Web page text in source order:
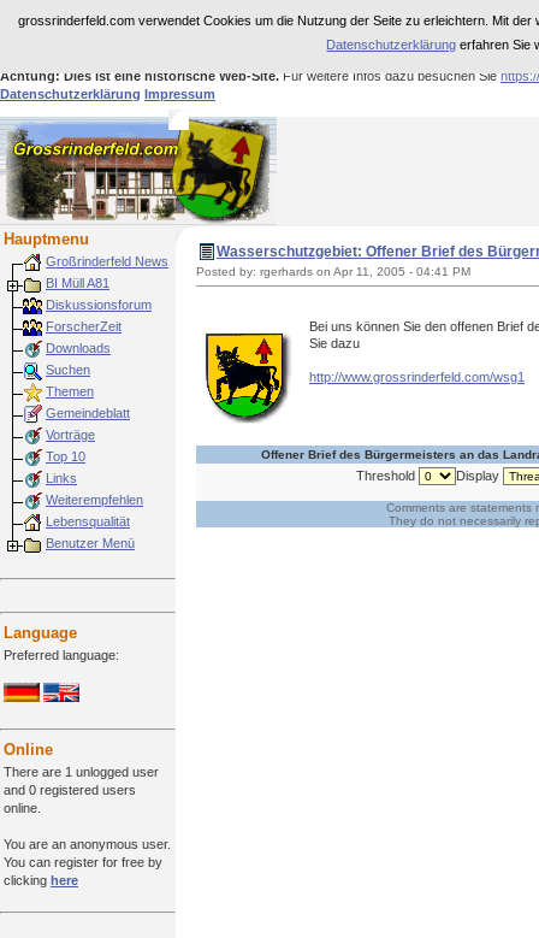
grossrinderfeld.com verwendet Cookies um die Nutzung der Seite zu erleichtern. Mit
Datenschutzerklärung erfahren Sie
Achtung: Dies ist eine historische Web-Site. Für weitere Infos dazu besuchen Sie
Datenschutzerklärung Impressum
Hauptmenu
Großrinderfeld News
BI Müll A81
Diskussionsforum
ForscherZeit
Downloads
Suchen
Themen
Gemeindeblatt
Vorträge
Top 10
Links
Weiterempfehlen
Lebensqualität
Benutzer Menü
Language
Preferred language:
Online
There are 1 unlogged user
and 0 registered users
online.
You are an anonymous user.
You can register for free by
clicking here
Wasserschutzgebiet: Offener Brief des
Posted by: rgerhards on Apr 11, 2005 - 04:41 PM
Bei uns können Sie den offenen Brief
Sie dazu
http://www.grossrinderfeld.com/wsg1
Offener Brief des Bürgermeisters an das
Threshold Display
Comments are statements
They do not necessarily